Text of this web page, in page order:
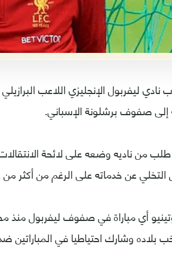
نادي ليفربول الإنجليزي اللاعب
إلى صفوف برشلونة الإسباني.
من ناديه وضعه على لائحة
عن خدماته على الرغم من أكثر
أي مباراة في صفوف ليفربول منذ
وشارك احتياطيا في المباراتين